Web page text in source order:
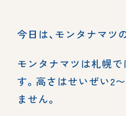
今日は、モンタナマツ
モンタナマツは札幌
す。高さはせいぜい2
ません。